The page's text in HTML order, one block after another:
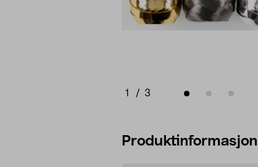
1 / 3
Produktinformasjon